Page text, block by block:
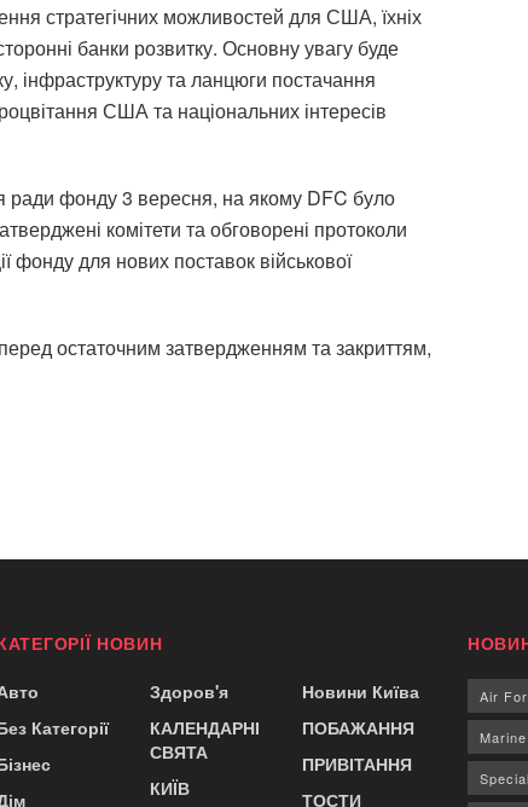
стратегічних можливостей для США, їхніх
банки розвитку. Основну увагу буде
інфраструктуру та ланцюги постачання
США та національних інтересів
ради фонду 3 вересня, на якому DFC було
комітети та обговорені протоколи
фонду для нових поставок військової
остаточним затвердженням та закриттям,
НОВИН
Категорії
Здоров'я
КАЛЕНДАРНІ
СВЯТА
КИЇВ
Новини Київа
ПОБАЖАННЯ
ПРИВІТАННЯ
ТОСТИ
Air